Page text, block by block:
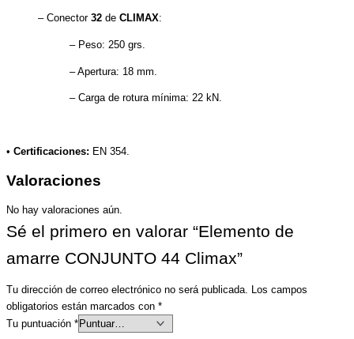
– Conector 32 de CLIMAX:
– Peso: 250 grs.
– Apertura: 18 mm.
– Carga de rotura mínima: 22 kN.
• Certificaciones: EN 354.
Valoraciones
No hay valoraciones aún.
Sé el primero en valorar “Elemento de
amarre CONJUNTO 44 Climax”
Tu dirección de correo electrónico no será publicada. Los campos
obligatorios están marcados con *
Tu puntuación *